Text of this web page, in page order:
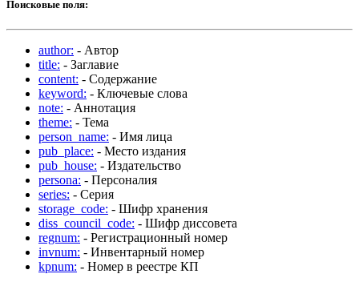
Поисковые поля:
author: - Автор
title: - Заглавие
content: - Содержание
keyword: - Ключевые слова
note: - Аннотация
theme: - Тема
person_name: - Имя лица
pub_place: - Место издания
pub_house: - Издательство
persona: - Персоналия
series: - Серия
storage_code: - Шифр хранения
diss_council_code: - Шифр диссовета
regnum: - Регистрационный номер
invnum: - Инвентарный номер
kpnum: - Номер в реестре КП